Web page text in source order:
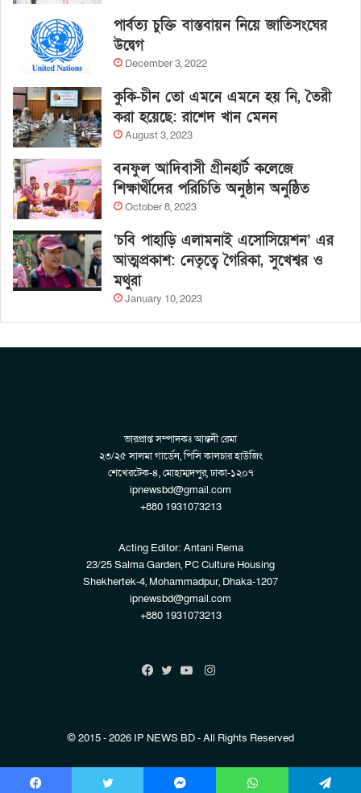
পার্বত্য চুক্তি বাস্তবায়ন নিয়ে জাতিসংঘের
উদ্বেগ
December 3, 2022
কুকি-চীন তো এমনে এমনে হয় নি, তৈরী
করা হয়েছে: রাশেদ খান মেনন
August 3, 2023
বনফুল আদিবাসী গ্রীনহার্ট কলেজে
শিক্ষার্থীদের পরিচিতি অনুষ্ঠান অনুষ্ঠিত
October 8, 2023
‘চবি পাহাড়ি এলামনাই এসোসিয়েশন’ এর
আত্মপ্রকাশ: নেতৃত্বে গৈরিকা, সুখেশ্বর ও
মথুরা
January 10, 2023
ভারপ্রাপ্ত সম্পাদকঃ আন্তনী রেমা
২৩/২৫ সালমা গার্ডেন, পিসি কালচার হাউজিং
শেখেরটেক-৪, মোহাম্মদপুর, ঢাকা-১২০৭
ipnewsbd@gmail.com
+880 1931073213
Acting Editor: Antani Rema
23/25 Salma Garden, PC Culture Housing
Shekhertek-4, Mohammadpur, Dhaka-1207
ipnewsbd@gmail.com
+880 1931073213
Instagram
© 2015 - 2026 IP NEWS BD - All Rights Reserved